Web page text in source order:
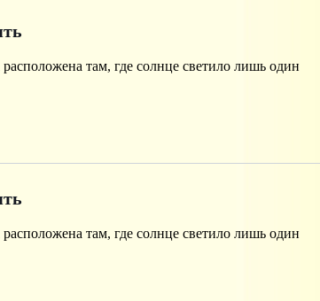
там, где солнце светило лишь один
там, где солнце светило лишь один